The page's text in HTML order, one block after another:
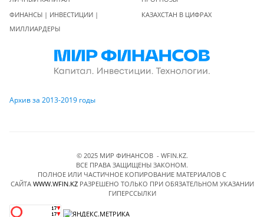
ФИНАНСЫ | ИНВЕСТИЦИИ |
МИЛЛИАРДЕРЫ
КАЗАХСТАН В ЦИФРАХ
Архив за 2013-2019 годы
© 2025 МИР ФИНАНСОВ - WFIN.KZ.
ВСЕ ПРАВА ЗАЩИЩЕНЫ ЗАКОНОМ.
ПОЛНОЕ ИЛИ ЧАСТИЧНОЕ КОПИРОВАНИЕ МАТЕРИАЛОВ C
САЙТА WWW.WFIN.KZРАЗРЕШЕНО ТОЛЬКО ПРИ ОБЯЗАТЕЛЬНОМ УКАЗАНИИ
ГИПЕРССЫЛКИ